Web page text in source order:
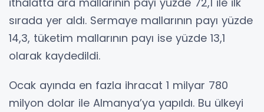
sırada yer aldı. Sermaye mallarının payı yüzde
14,3, tüketim mallarının payı ise yüzde 13,1
olarak kaydedildi.
Ocak ayında en fazla ihracat 1 milyar 780
milyon dolar ile Almanya’ya yapıldı. Bu ülkeyi